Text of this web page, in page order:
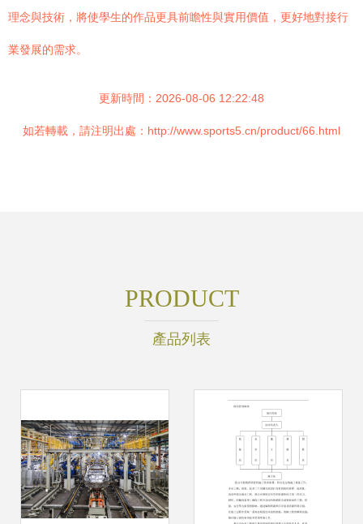
理念與技術，將使學生的作品更具前瞻性與實用價值，更好地對接行
業發展的需求。
更新時間：2026-08-06 12:22:48
如若轉載，請注明出處：http://www.sports5.cn/product/66.html
PRODUCT
產品列表